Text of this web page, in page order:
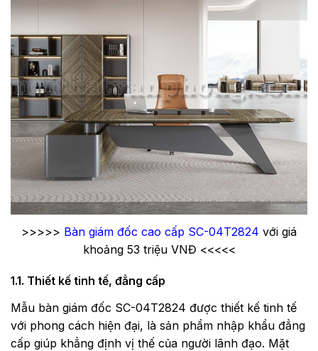
>>>>> Bàn giám đốc cao cấp SC-04T2824 với giá
khoảng 53 triệu VNĐ <<<<<
1.1. Thiết kế tinh tế, đẳng cấp
Mẫu bàn giám đốc SC-04T2824 được thiết kế tinh tế
với phong cách hiện đại, là sản phẩm nhập khẩu đẳng
cấp giúp khẳng định vị thế của người lãnh đạo. Mặt